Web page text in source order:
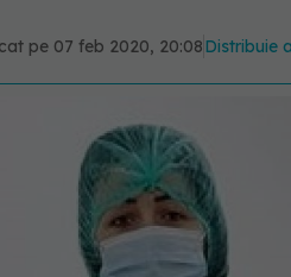
pe 07 feb 2020, 20:08Distribuie